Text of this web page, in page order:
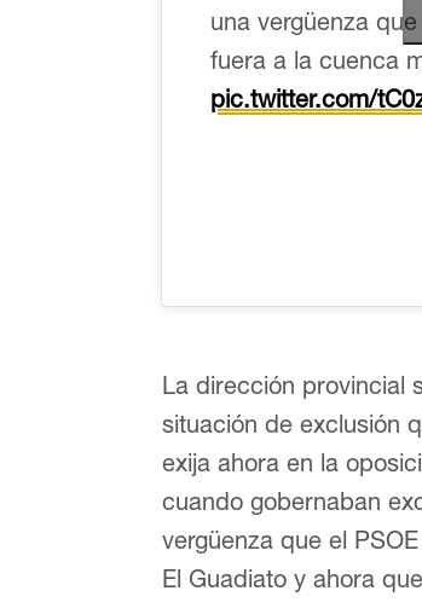
una vergüenza
fuera a la cuenca
pic.twitter.com/
La dirección provincial
situación de exclusión
exija ahora en la
cuando gobernaban
vergüenza que el
El Guadiato y ahora